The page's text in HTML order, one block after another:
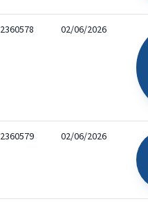
2360578 02/06/2026
2360579 02/06/2026